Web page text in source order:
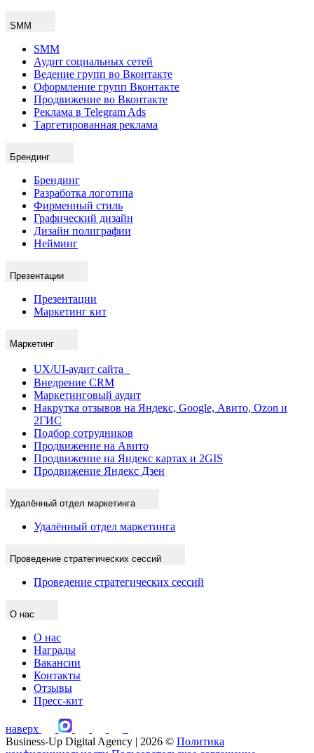
SMM
SMM
Аудит социальных сетей
Ведение групп во Вконтакте
Оформление групп Вконтакте
Продвижение во Вконтакте
Реклама в Telegram Ads
Таргетированная реклама
Брендинг
Брендинг
Разработка логотипа
Фирменный стиль
Графический дизайн
Дизайн полиграфии
Нейминг
Презентации
Презентации
Маркетинг кит
Маркетинг
UX/UI-аудит сайта
Внедрение CRM
Маркетинговый аудит
Накрутка отзывов на Яндекс, Google, Авито, Ozon и
2ГИС
Подбор сотрудников
Продвижение на Авито
Продвижение на Яндекс картах и 2GIS
Продвижение Яндекс Дзен
Удалённый отдел маркетинга
Удалённый отдел маркетинга
Проведение стратегических сессий
Проведение стратегических сессий
О нас
О нас
Награды
Вакансии
Контакты
Отзывы
Пресс-кит
наверх
Business-Up Digital Agency | 2026 © Политика